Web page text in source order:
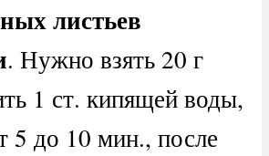
листьев
. Нужно взять 20 г
1 ст. кипящей воды,
5 до 10 мин., после